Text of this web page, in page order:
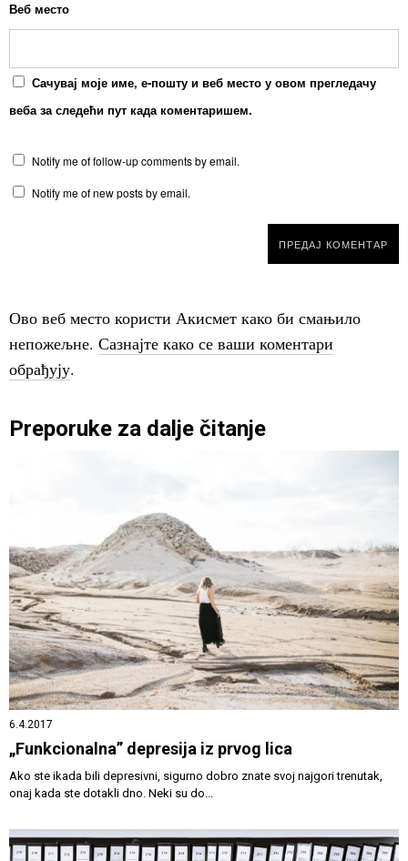
Веб место
Сачувај моје име, е-пошту и веб место у овом прегледачу
веба за следећи пут када коментаришем.
Notify me of follow-up comments by email.
Notify me of new posts by email.
Ово веб место користи Акисмет како би смањило
непожељне. Сазнајте како се ваши коментари
обрађују.
Preporuke za dalje čitanje
6.4.2017
„Funkcionalna” depresija iz prvog lica
Ako ste ikada bili depresivni, sigurno dobro znate svoj najgori trenutak,
onaj kada ste dotakli dno. Neki su do...